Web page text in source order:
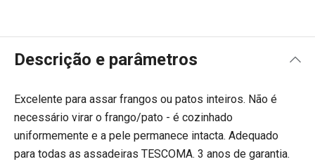
Descrição e parâmetros
Excelente para assar frangos ou patos inteiros. Não é
necessário virar o frango/pato - é cozinhado
uniformemente e a pele permanece intacta. Adequado
para todas as assadeiras TESCOMA. 3 anos de garantia.